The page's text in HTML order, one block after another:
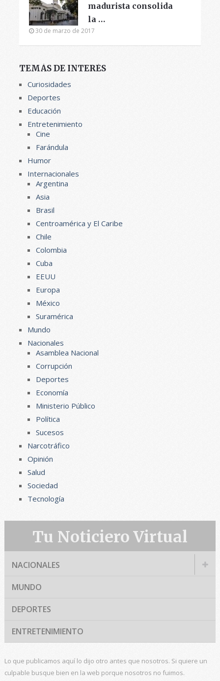
madurista consolida
la …
30 de marzo de 2017
TEMÁS DE INTERÉS
Curiosidades
Deportes
Educación
Entretenimiento
Cine
Farándula
Humor
Internacionales
Argentina
Asia
Brasil
Centroamérica y El Caribe
Chile
Colombia
Cuba
EEUU
Europa
México
Suramérica
Mundo
Nacionales
Asamblea Nacional
Corrupción
Deportes
Economía
Ministerio Público
Política
Sucesos
Narcotráfico
Opinión
Salud
Sociedad
Tecnología
Tu Noticiero Virtual
NACIONALES
MUNDO
DEPORTES
ENTRETENIMIENTO
Lo que publicamos aquí lo dijo otro antes que nosotros. Si quiere un
culpable busque bien en la web porque nosotros no fuimos.